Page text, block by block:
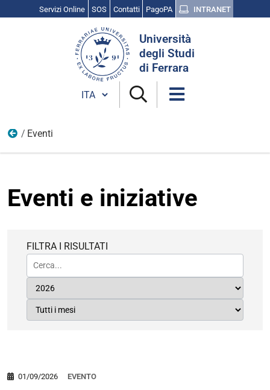
Servizi Online SOS Contatti PagoPA INTRANET
Università
degli Studi
di Ferrara
Cambia lingua
Home
Eventi
Eventi e iniziative
FILTRA I RISULTATI
EVENTO
01/09/2026